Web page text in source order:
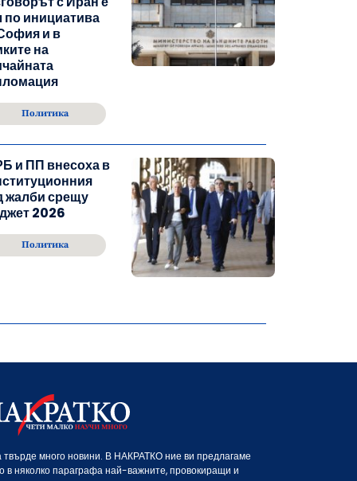
по инициатива
и в
на
Политика
и ПП внесоха в
жалби срещу
2026
Политика
твърде много новини. В НАКРАТКО ние ви предлагаме
в няколко параграфа най-важните, провокиращи и